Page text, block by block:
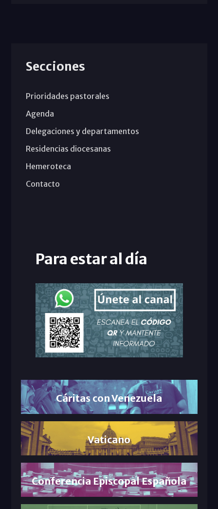
Secciones
Prioridades pastorales
Agenda
Delegaciones y departamentos
Residencias diocesanas
Hemeroteca
Contacto
Para estar al día
Cáritas con Venezuela
Vaticano
Conferencia Episcopal Española